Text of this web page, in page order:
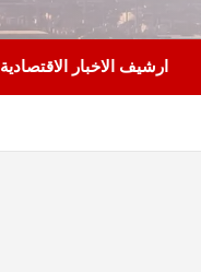
ارشيف الاخبار الاقتصادية